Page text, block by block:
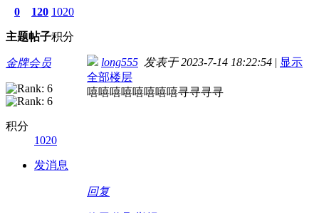
0
主题
120
帖子
1020
积分
金牌会员
积分
1020
发消息
long555 发表于 2023-7-14 18:22:54 | 显示
全部楼层
嘻嘻嘻嘻嘻嘻嘻嘻寻寻寻寻
回复